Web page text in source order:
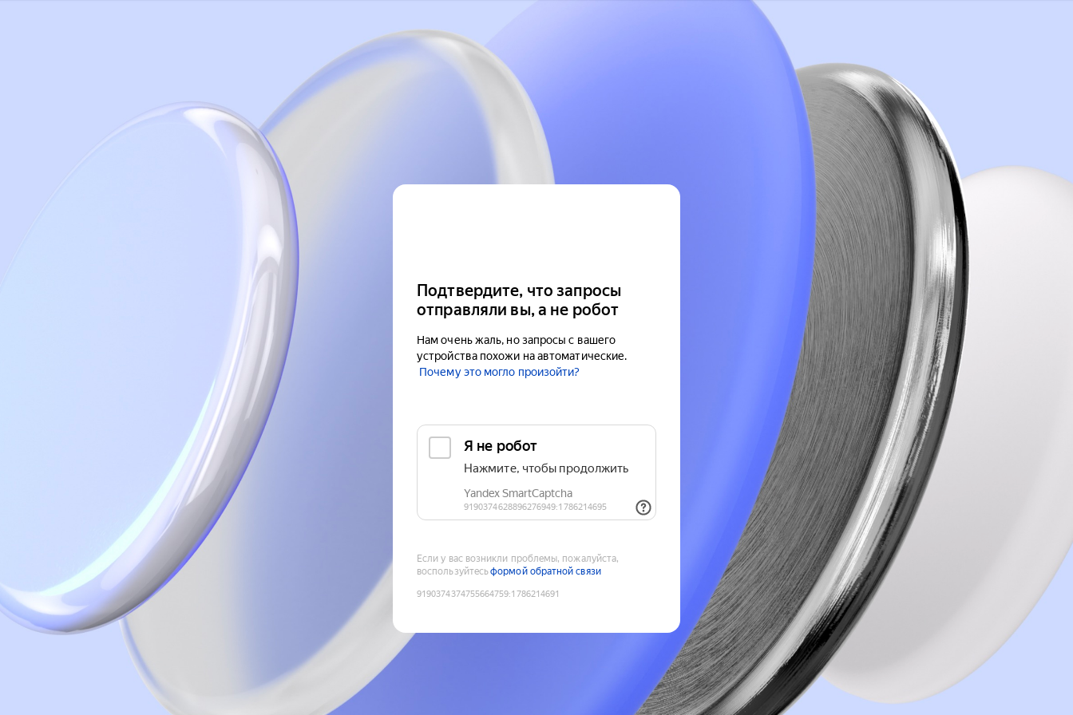
Подтвердите, что запросы
отправляли вы, а не робот
Нам очень жаль, но запросы с вашего
устройства похожи на автоматические.
Почему это могло произойти?
Если у вас возникли проблемы, пожалуйста,
воспользуйтесьформой обратной связи
9190374374755664759:1786214691